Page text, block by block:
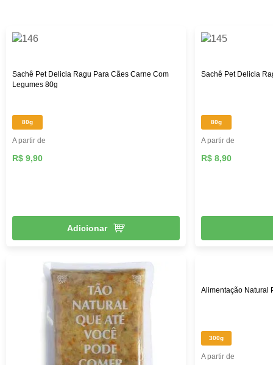
brinquedos que vão deixar seu pet mais feliz e ativo,
Sachê Pet Delicia Ragu Para Cães Carne Com
Legumes 80g
80g
A partir de
R$ 9,90
Adicionar
Sachê Pet Delicia
80g
A partir de
R$ 8,90
Alimentação Natural
300g
A partir de